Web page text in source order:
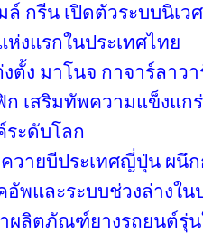
ล์ กรีน เปิดตัวระบบนิเ
งแรกในประเทศไทย
ตั้ง มาโนจ กาจาร์ลาว
เสริมทัพความแข็งแก
ระดับโลก
วายบีประเทศญี่ปุ่น ผนึ
พและระบบช่วงล่างใน
ลิตภัณฑ์ยางรถยนต์รุ่นใ